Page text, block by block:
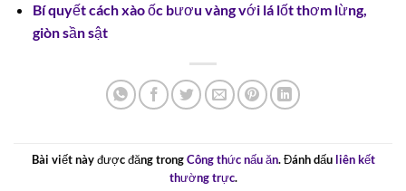
Bí quyết cách xào ốc bươu vàng với lá lốt thơm lừng,
giòn sần sật
Bài viết này được đăng trongCông thức nấu ăn. Đánh dấu liên kết
thường trực.